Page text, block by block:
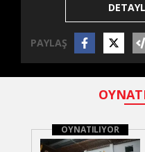
PAYLAŞ
OYNATILIYOR